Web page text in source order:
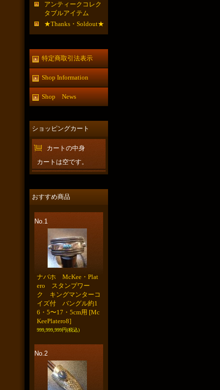
アンティークコレク
タブルアイテム
★Thanks・Soldout★
特定商取引法表示
Shop Information
Shop News
ショッピングカート
カートの中身
カートは空です。
おすすめ商品
No.1
ナバホ McKee・Plat
ero スタンプワー
ク キングマンターコ
イズ付 バングル約1
6・5〜17・5cm用 [Mc
KeePlatero8]
999,999,999円(税込)
No.2